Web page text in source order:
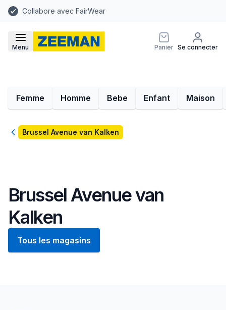
Collabore avec FairWear
Menu Panier Se connecter
Femme Homme Bebe Enfant Maison
RetourBrussel Avenue van Kalken
Brussel Avenue van
Kalken
Tous les magasins